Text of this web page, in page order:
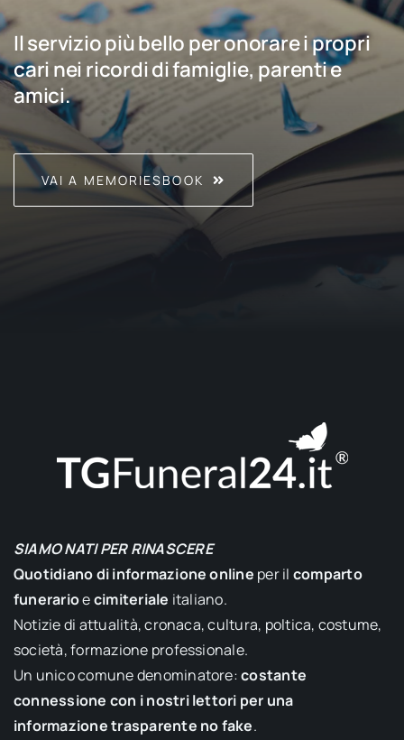
Il servizio più bello per onorare i propri
cari nei ricordi di famiglie, parenti e
amici.
VAI A MEMORIESBOOK
SIAMO NATI PER RINASCERE
Quotidiano di informazione online per il comparto
funerarioecimiteriale italiano.
Notizie di attualità, cronaca, cultura, poltica, costume,
società, formazione professionale.
Un unico comune denominatore:costante
connessione con i nostri lettori per una
informazione trasparente no fake.